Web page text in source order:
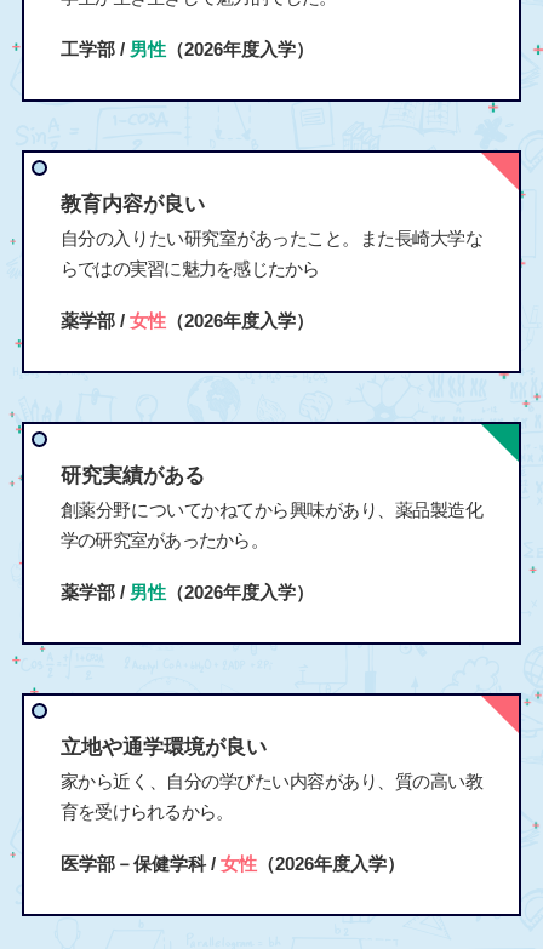
工学部 / 男性（2026年度入学）
教育内容が良い
自分の入りたい研究室があったこと。また長崎大学な
らではの実習に魅力を感じたから
薬学部 / 女性（2026年度入学）
研究実績がある
創薬分野についてかねてから興味があり、薬品製造化
学の研究室があったから。
薬学部 / 男性（2026年度入学）
立地や通学環境が良い
家から近く、自分の学びたい内容があり、質の高い教
育を受けられるから。
医学部－保健学科 / 女性（2026年度入学）